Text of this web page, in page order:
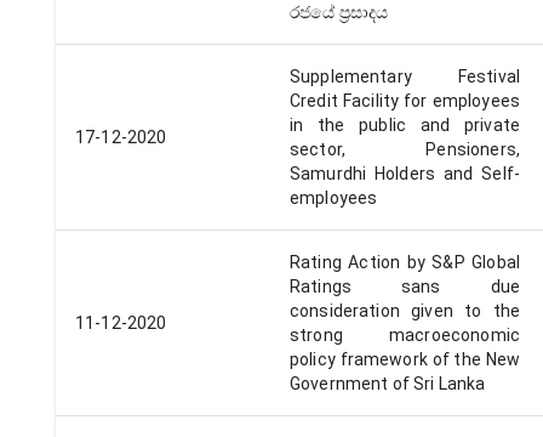
රජයේ ප්‍රසාදය
17-12-2020
Supplementary Festival
Credit Facility for employees
in the public and private
sector, Pensioners,
Samurdhi Holders and Self-
employees
11-12-2020
Rating Action by S&P Global
Ratings sans due
consideration given to the
strong macroeconomic
policy framework of the New
Government of Sri Lanka